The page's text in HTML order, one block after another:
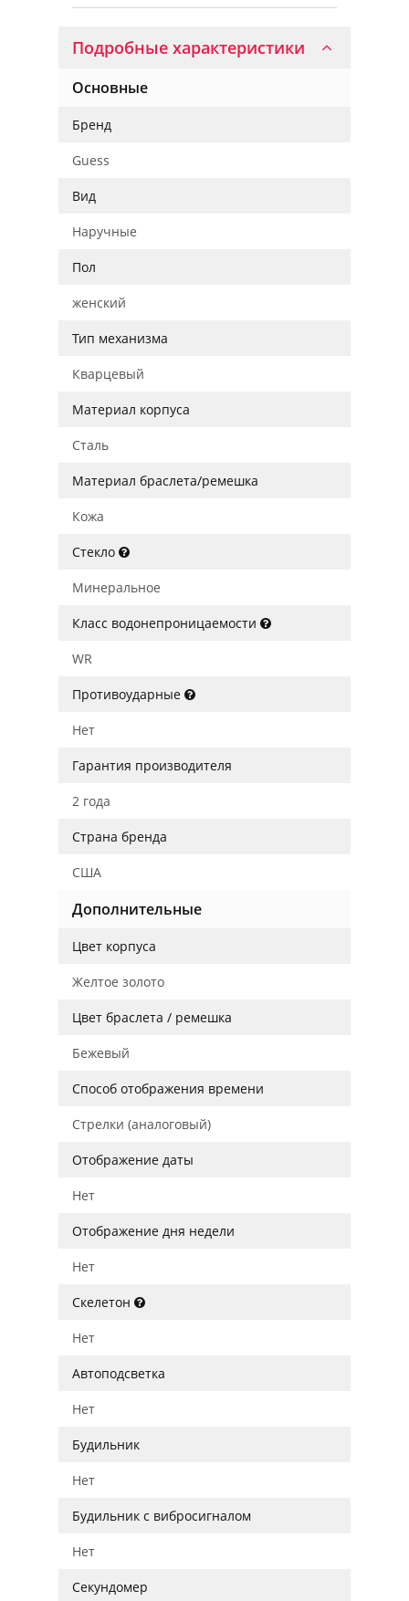
Подробные характеристики
Основные
Бренд
Guess
Вид
Наручные
Пол
женский
Тип механизма
Кварцевый
Материал корпуса
Сталь
Материал браслета/ремешка
Кожа
Стекло
Минеральное
Класс водонепроницаемости
WR
Противоударные
Нет
Гарантия производителя
2 года
Страна бренда
США
Дополнительные
Цвет корпуса
Желтое золото
Цвет браслета / ремешка
Бежевый
Способ отображения времени
Стрелки (аналоговый)
Отображение даты
Нет
Отображение дня недели
Нет
Скелетон
Нет
Автоподсветка
Нет
Будильник
Нет
Будильник с вибросигналом
Нет
Секундомер